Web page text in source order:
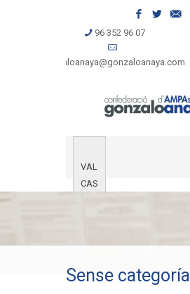
96 352 96 07
gonzaloanaya@gonzaloanaya.com
VAL
CAS
Sense categoría